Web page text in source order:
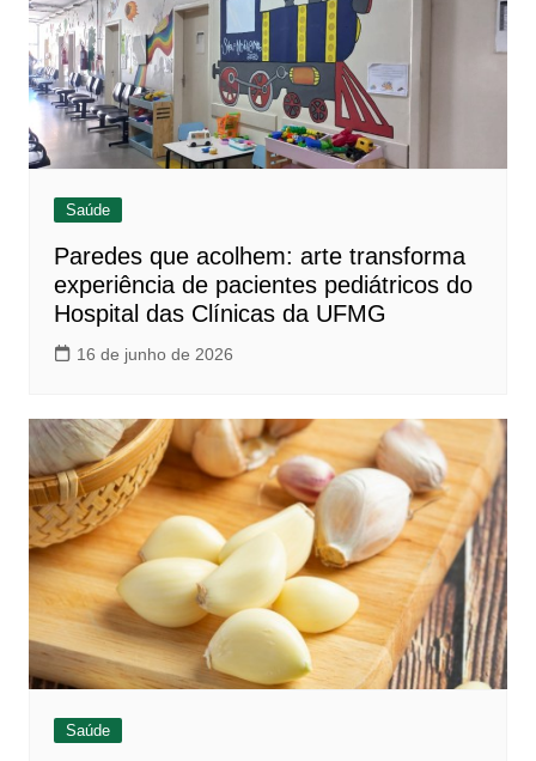
Saúde
Paredes que acolhem: arte transforma
experiência de pacientes pediátricos do
Hospital das Clínicas da UFMG
16 de junho de 2026
Saúde